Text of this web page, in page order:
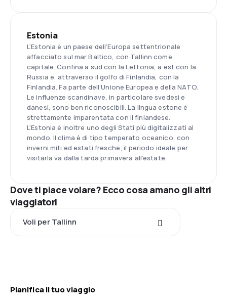
Estonia
L’Estonia è un paese dell’Europa settentrionale
affacciato sul mar Baltico, con Tallinn come
capitale. Confina a sud con la Lettonia, a est con la
Russia e, attraverso il golfo di Finlandia, con la
Finlandia. Fa parte dell’Unione Europea e della NATO.
Le influenze scandinave, in particolare svedesi e
danesi, sono ben riconoscibili. La lingua estone è
strettamente imparentata con il finlandese.
L’Estonia è inoltre uno degli Stati più digitalizzati al
mondo. Il clima è di tipo temperato oceanico, con
inverni miti ed estati fresche; il periodo ideale per
visitarla va dalla tarda primavera all’estate.
Dove ti piace volare? Ecco cosa amano gli altri
viaggiatori
Voli per Tallinn
Pianifica il tuo viaggio